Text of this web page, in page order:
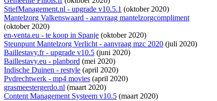
StiefManagement.nl - upgrade v10.5.1 (oktober 2020)
Mantelzorg Valkenswaard - aanvraag mantelzorgcompliment
(oktober 2020)
en-venta.eu - te koop in Spanje (oktober 2020)
Steunpunt Mantelzorg Verlicht - aanvraag mzc 2020 (juli 2020)
Baillestavy.fr - upgrade v10.5 (juni 2020)
Baillestavy.eu - planbord (mei 2020)
Indische Duinen - restyle (april 2020)
Pvdrechtwerk - mp4 movies (april 2020)
grasmeestergerdo.nl (maart 2020)
Content Management Systeem v10.5 (maart 2020)